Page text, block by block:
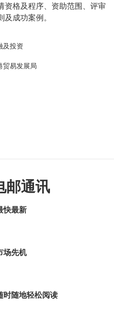
资格及程序、资助范围、评审
及成功案例。
及投资
贸易发展局
邮通讯
快最新
场先机
时随地轻松阅读